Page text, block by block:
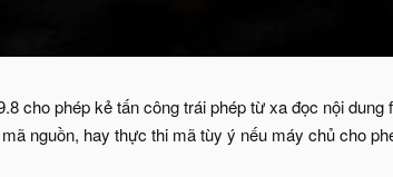
cho phép kẻ tấn công trái phép từ xa đọc nội
nguồn, hay thực thi mã tùy ý nếu máy chủ cho